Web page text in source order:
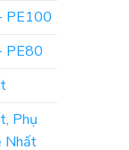
PE100
PE80
Phụ
Nhất